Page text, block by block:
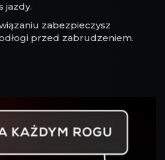
jazdy.
zabezpieczysz
przed zabrudzeniem.